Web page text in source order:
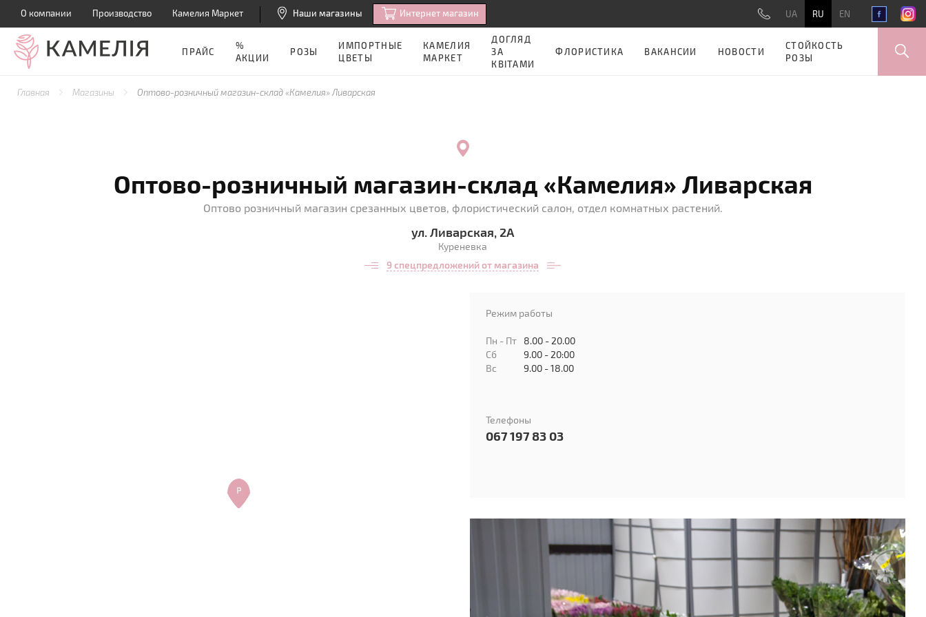
О компании Производство Камелия Маркет Наши магазины Интернет магазин UA RU EN
ПРАЙС
%
АКЦИИ
РОЗЫ
ИМПОРТНЫЕ
ЦВЕТЫ
КАМЕЛИЯ
МАРКЕТ
ДОГЛЯД
ЗА
КВІТАМИ
ФЛОРИСТИКА ВАКАНСИИ НОВОСТИ
СТОЙКОСТЬ
РОЗЫ
Главная Магазины Оптово-розничный магазин-склад «Камелия» Ливарская
Оптово-розничный магазин-склад «Камелия» Ливарская
Оптово розничный магазин срезанных цветов, флористический салон, отдел комнатных растений.
ул. Ливарская, 2А
Куреневка
9 спецпредложений от магазина
Режим работы
Пн - Пт
8.00 - 20.00
Сб
9.00 - 20:00
Вс
9.00 - 18.00
Телефоны
067 197 83 03